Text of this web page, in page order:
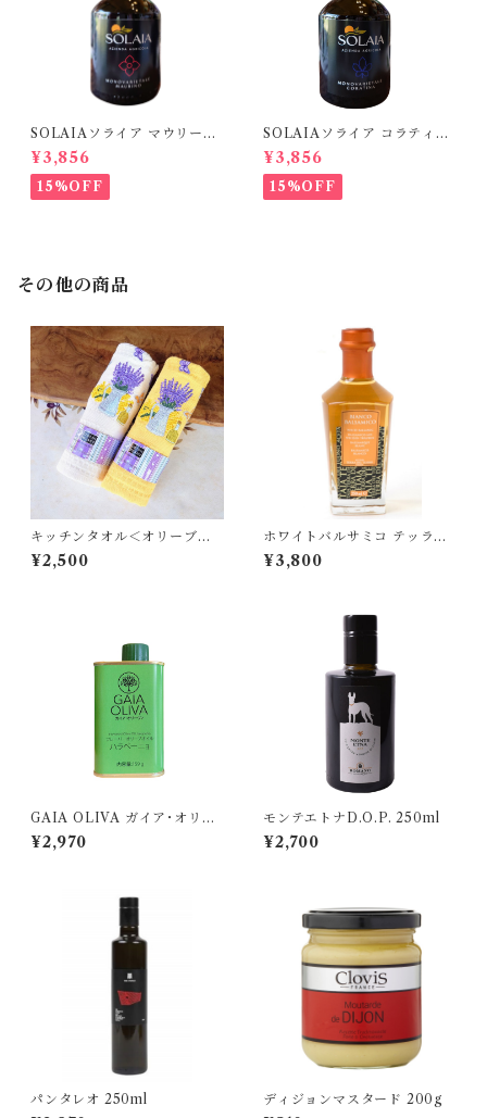
SOLAIAソライア マウリーノ
250ml
¥3,856
15%OFF
SOLAIAソライア コラティー
ナ 250ml
¥3,856
15%OFF
その他の商品
キッチンタオル＜オリーブ・
ラベンダー・ミモザ・バタフ
ライ＞
¥2,500
ホワイトバルサミコ テッラデ
ルツォーノ 250ml
¥3,800
GAIA OLIVA ガイア･オリー
ヴァ/ ハラペーニョ フレーバ
ーオリーブオイル 175ml
¥2,970
モンテエトナD.O.P. 250ml
¥2,700
パンタレオ 250ml ディジョンマスタード 200g